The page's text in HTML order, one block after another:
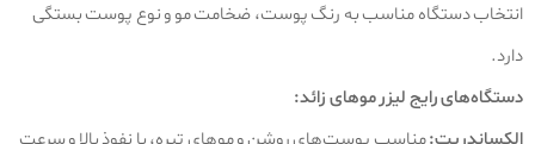
انتخاب دستگاه مناسب به رنگ پوست، ضخامت مو و نوع پوست بستگی
دارد.
دستگاه‌های رایج لیزر موهای زائد: